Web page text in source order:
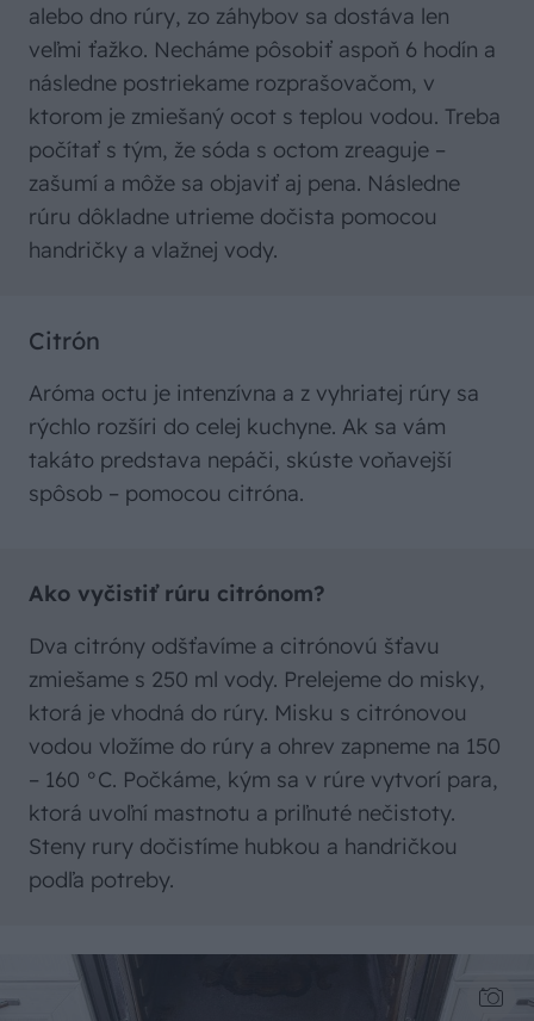
alebo dno rúry, zo záhybov sa dostáva len
veľmi ťažko. Necháme pôsobiť aspoň 6 hodín a
následne postriekame rozprašovačom, v
ktorom je zmiešaný ocot s teplou vodou. Treba
počítať s tým, že sóda s octom zreaguje –
zašumí a môže sa objaviť aj pena. Následne
rúru dôkladne utrieme dočista pomocou
handričky a vlažnej vody.
Citrón
Aróma octu je intenzívna a z vyhriatej rúry sa
rýchlo rozšíri do celej kuchyne. Ak sa vám
takáto predstava nepáči, skúste voňavejší
spôsob – pomocou citróna.
Ako vyčistiť rúru citrónom?
Dva citróny odšťavíme a citrónovú šťavu
zmiešame s 250 ml vody. Prelejeme do misky,
ktorá je vhodná do rúry. Misku s citrónovou
vodou vložíme do rúry a ohrev zapneme na 150
– 160 °C. Počkáme, kým sa v rúre vytvorí para,
ktorá uvoľní mastnotu a priľnuté nečistoty.
Steny rury dočistíme hubkou a handričkou
podľa potreby.